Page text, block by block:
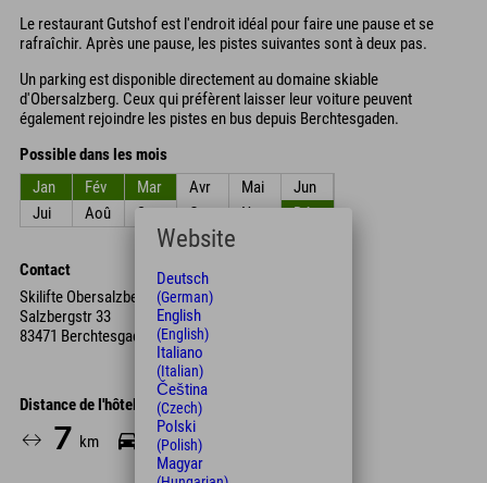
Le restaurant Gutshof est l'endroit idéal pour faire une pause et se
rafraîchir. Après une pause, les pistes suivantes sont à deux pas.
Un parking est disponible directement au domaine skiable
d'Obersalzberg. Ceux qui préfèrent laisser leur voiture peuvent
également rejoindre les pistes en bus depuis Berchtesgaden.
Possible dans les mois
Jan
Fév Mar Avr Mai
Jun
Jui
Aoû Sep Oct Nov Déc
Contact
Skilifte Obersalzberg GbR
Salzbergstr 33
83471 Berchtesgaden
Distance de l'hôtel
7 km 12 Min.
Website
Deutsch
(German)
English
(English)
Italiano
(Italian)
Čeština
(Czech)
Polski
(Polish)
Magyar